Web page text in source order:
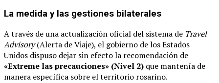
La medida y las gestiones bilaterales
A través de una actualización oficial del sistema de Travel
Advisory(Alerta de Viaje), el gobierno de los Estados
Unidos dispuso dejar sin efecto la recomendación de
«Extreme las precauciones» (Nivel 2) que mantenía de
manera específica sobre el territorio rosarino.